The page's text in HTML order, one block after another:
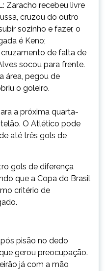
Zaracho recebeu livre
cruzou do outro
sozinho e fazer, o
é Keno;
cruzamento de falta de
socou para frente.
área, pegou de
o goleiro.
a próxima quarta-
O Atlético pode
até três gols de
gols de diferença
que a Copa do Brasil
critério de
pisão no dedo
gerou preocupação.
já com a mão